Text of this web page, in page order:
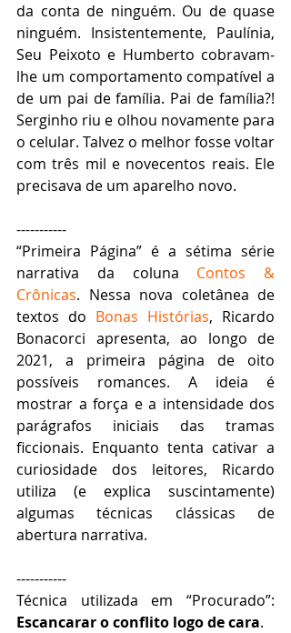
da conta de ninguém. Ou de quase
ninguém. Insistentemente, Paulínia,
Seu Peixoto e Humberto cobravam-
lhe um comportamento compatível a
de um pai de família. Pai de família?!
Serginho riu e olhou novamente para
o celular. Talvez o melhor fosse voltar
com três mil e novecentos reais. Ele
precisava de um aparelho novo.
-----------
“Primeira Página” é a sétima série
narrativa da coluna Contos &
Crônicas. Nessa nova coletânea de
textos do Bonas Histórias, Ricardo
Bonacorci apresenta, ao longo de
2021, a primeira página de oito
possíveis romances. A ideia é
mostrar a força e a intensidade dos
parágrafos iniciais das tramas
ficcionais. Enquanto tenta cativar a
curiosidade dos leitores, Ricardo
utiliza (e explica suscintamente)
algumas técnicas clássicas de
abertura narrativa.
-----------
Escancarar o conflito logo de cara.